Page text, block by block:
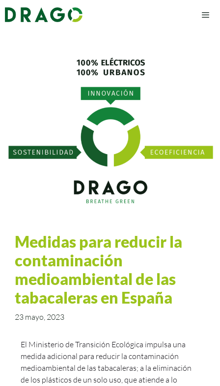
Medidas para reducir la
contaminación
medioambiental de las
tabacaleras en España
23 mayo, 2023
El Ministerio de Transición Ecológica impulsa una
medida adicional para reducir la contaminación
medioambiental de las tabacaleras; a la eliminación
de los plásticos de un solo uso, que atiende a lo